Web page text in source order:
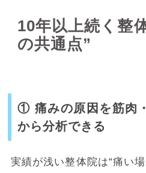
10年以上続く整
の共通点”
① 痛みの原因を筋肉
から分析できる
実績が浅い整体院は“痛い